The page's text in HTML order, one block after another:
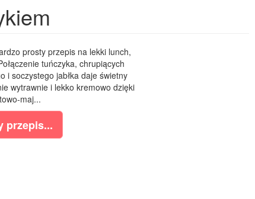
prosty przepis na lekki lunch,
tuńczyka, chrupiących
i soczystego jabłka daje świetny
wytrawnie i lekko kremowo dzięki
maj...
przepis...